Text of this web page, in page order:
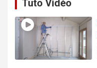
Tuto Vidéo